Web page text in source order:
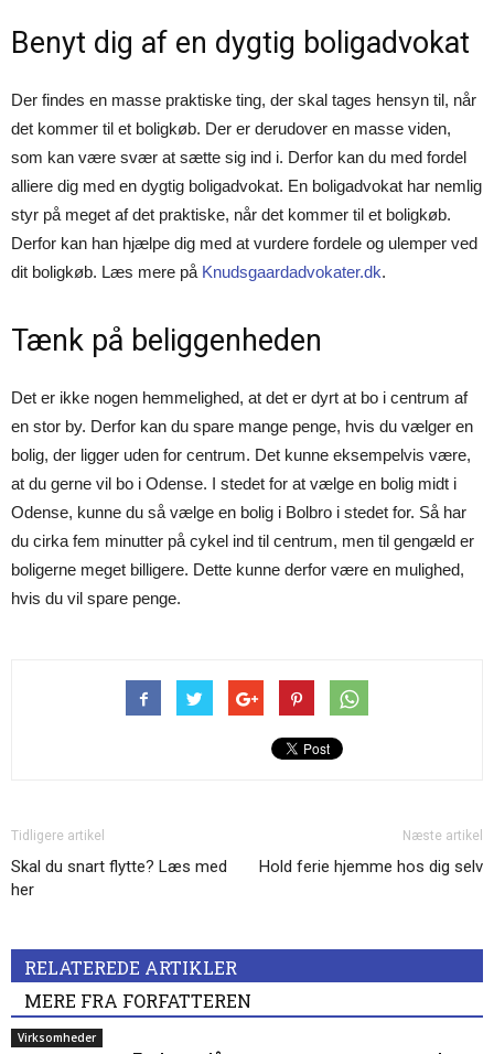
Benyt dig af en dygtig boligadvokat
Der findes en masse praktiske ting, der skal tages hensyn til, når
det kommer til et boligkøb. Der er derudover en masse viden,
som kan være svær at sætte sig ind i. Derfor kan du med fordel
alliere dig med en dygtig boligadvokat. En boligadvokat har nemlig
styr på meget af det praktiske, når det kommer til et boligkøb.
Derfor kan han hjælpe dig med at vurdere fordele og ulemper ved
dit boligkøb. Læs mere på Knudsgaardadvokater.dk.
Tænk på beliggenheden
Det er ikke nogen hemmelighed, at det er dyrt at bo i centrum af
en stor by. Derfor kan du spare mange penge, hvis du vælger en
bolig, der ligger uden for centrum. Det kunne eksempelvis være,
at du gerne vil bo i Odense. I stedet for at vælge en bolig midt i
Odense, kunne du så vælge en bolig i Bolbro i stedet for. Så har
du cirka fem minutter på cykel ind til centrum, men til gengæld er
boligerne meget billigere. Dette kunne derfor være en mulighed,
hvis du vil spare penge.
Tidligere artikel
Skal du snart flytte? Læs med
her
Næste artikel
Hold ferie hjemme hos dig selv
RELATEREDE ARTIKLER
MERE FRA FORFATTEREN
Virksomheder